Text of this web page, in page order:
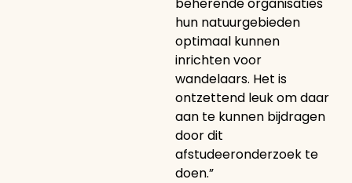
hun natuurgebieden
optimaal kunnen
inrichten voor
wandelaars. Het is
ontzettend leuk om daar
aan te kunnen bijdragen
door dit
afstudeeronderzoek te
doen.”